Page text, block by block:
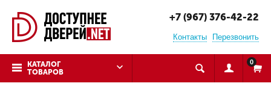
+7 (967) 376-42-22
Контакты Перезвонить
КАТАЛОГ
ТОВАРОВ
0